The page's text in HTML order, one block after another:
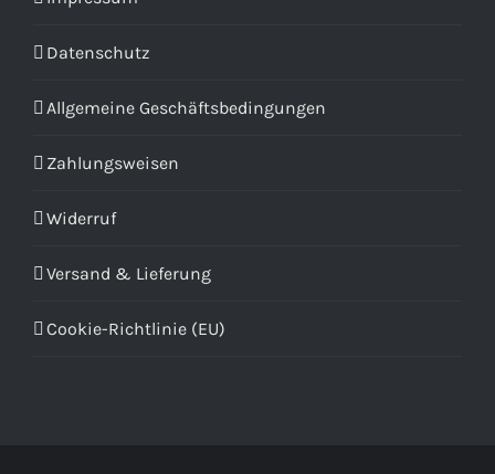
Datenschutz
Allgemeine Geschäftsbedingungen
Zahlungsweisen
Widerruf
Versand & Lieferung
Cookie-Richtlinie (EU)